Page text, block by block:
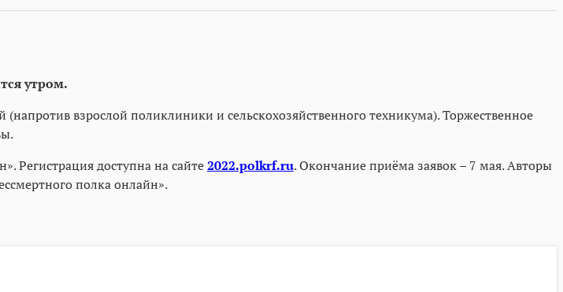
утром.
взрослой поликлиники и сельскохозяйственного техникума). Торжественное
Регистрация доступна на сайте2022.polkrf.ru. Окончание приёма заявок – 7 мая. Авторы
полка онлайн».